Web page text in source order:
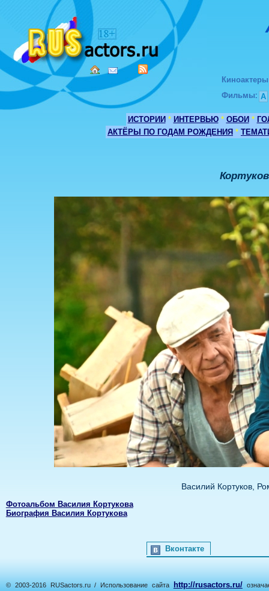
Киноактеры
Фильмы: А
ИСТОРИИ * ИНТЕРВЬЮ * ОБОИ *
АКТЁРЫ ПО ГОДАМ РОЖДЕНИЯ *
Василий Кортуков,
Фотоальбом Василия Кортукова
Биография Василия Кортукова
Вконтакте
© 2003-2016 RUSactors.ru / Использование сайта http://rusactors.ru/